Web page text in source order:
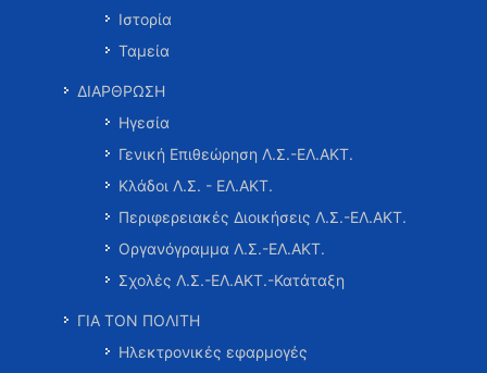
Ιστορία
Ταμεία
ΔΙΑΡΘΡΩΣΗ
Ηγεσία
Γενική Επιθεώρηση Λ.Σ.-ΕΛ.ΑΚΤ.
Κλάδοι Λ.Σ. - ΕΛ.ΑΚΤ.
Περιφερειακές Διοικήσεις Λ.Σ.-ΕΛ.ΑΚΤ.
Οργανόγραμμα Λ.Σ.-ΕΛ.ΑΚΤ.
Σχολές Λ.Σ.-ΕΛ.ΑΚΤ.-Κατάταξη
ΓΙΑ ΤΟΝ ΠΟΛΙΤΗ
Ηλεκτρονικές εφαρμογές